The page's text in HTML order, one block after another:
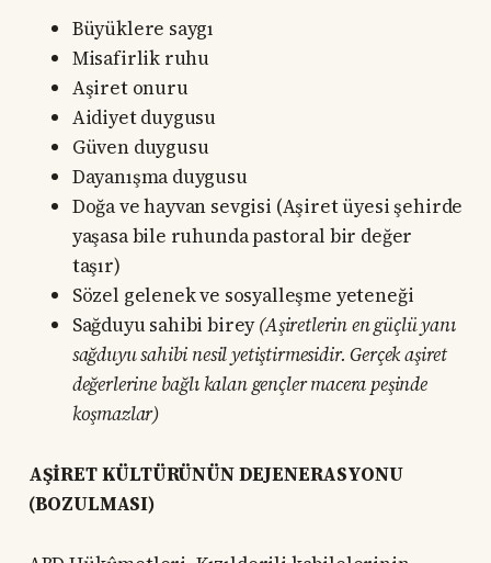
Büyüklere saygı
Misafirlik ruhu
Aşiret onuru
Aidiyet duygusu
Güven duygusu
Dayanışma duygusu
Doğa ve hayvan sevgisi (Aşiret üyesi şehirde
yaşasa bile ruhunda pastoral bir değer
taşır)
Sözel gelenek ve sosyalleşme yeteneği
Sağduyu sahibi birey(Aşiretlerin en güçlü yanı
sağduyu sahibi nesil yetiştirmesidir. Gerçek aşiret
değerlerine bağlı kalan gençler macera peşinde
koşmazlar)
AŞİRET KÜLTÜRÜNÜN DEJENERASYONU
(BOZULMASI)